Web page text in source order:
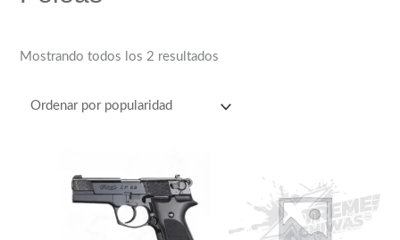
Mostrando todos los 2 resultados